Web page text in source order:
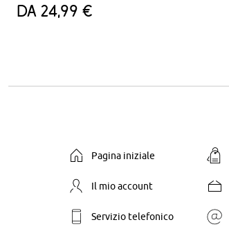
da 24,99 €
Pagina iniziale
Il mio account
Servizio telefonico